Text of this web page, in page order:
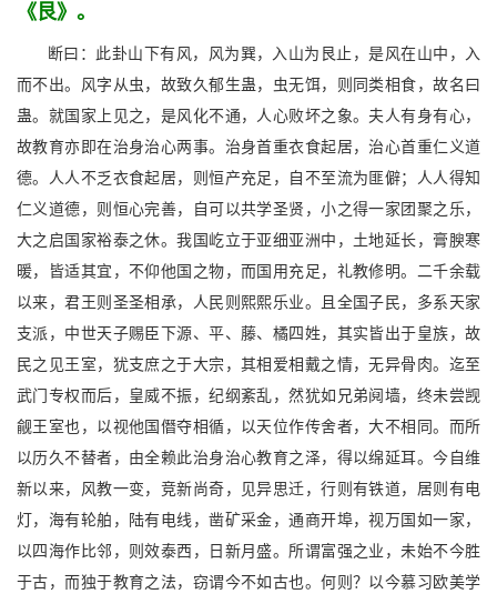
《艮》。
断曰：此卦山下有风，风为巽，入山为艮止，是风在山中，入
而不出。风字从虫，故致久郁生蛊，虫无饵，则同类相食，故名曰
蛊。就国家上见之，是风化不通，人心败坏之象。夫人有身有心，
故教育亦即在治身治心两事。治身首重衣食起居，治心首重仁义道
德。人人不乏衣食起居，则恒产充足，自不至流为匪僻；人人得知
仁义道德，则恒心完善，自可以共学圣贤，小之得一家团聚之乐，
大之启国家裕泰之休。我国屹立于亚细亚洲中，土地延长，膏腴寒
暖，皆适其宜，不仰他国之物，而国用充足，礼教修明。二千余载
以来，君王则圣圣相承，人民则熙熙乐业。且全国子民，多系天家
支派，中世天子赐臣下源、平、藤、橘四姓，其实皆出于皇族，故
民之见王室，犹支庶之于大宗，其相爱相戴之情，无异骨肉。迄至
武门专权而后，皇威不振，纪纲紊乱，然犹如兄弟阋墙，终未尝觊
觎王室也，以视他国僭夺相循，以天位作传舍者，大不相同。而所
以历久不替者，由全赖此治身治心教育之泽，得以绵延耳。今自维
新以来，风教一变，竞新尚奇，见异思迁，行则有铁道，居则有电
灯，海有轮舶，陆有电线，凿矿采金，通商开埠，视万国如一家，
以四海作比邻，则效泰西，日新月盛。所谓富强之业，未始不今胜
于古，而独于教育之法，窃谓今不如古也。何则？以今慕习欧美学